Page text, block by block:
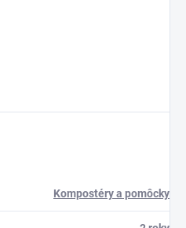
Kompostéry a pomôcky